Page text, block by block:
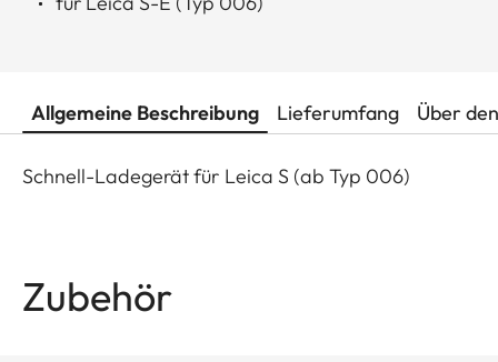
Allgemeine Beschreibung Lieferumfang Über
Schnell-Ladegerät für Leica S (ab Typ 006)
Zubehör